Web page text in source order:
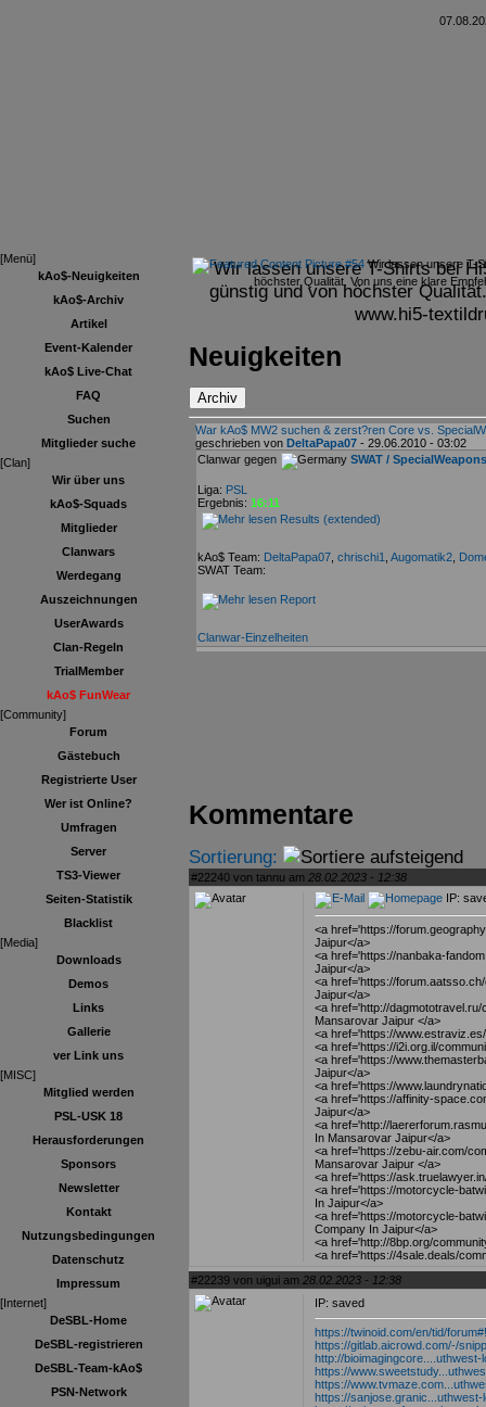
[Menü]
kAo$-Neuigkeiten
kAo$-Archiv
Artikel
Event-Kalender
kAo$ Live-Chat
FAQ
Suchen
Mitglieder suche
[Clan]
Wir über uns
kAo$-Squads
Mitglieder
Clanwars
Werdegang
Auszeichnungen
UserAwards
Clan-Regeln
TrialMember
kAo$ FunWear
[Community]
Forum
Gästebuch
Registrierte User
Wer ist Online?
Umfragen
Server
TS3-Viewer
Seiten-Statistik
Blacklist
[Media]
Downloads
Demos
Links
Gallerie
ver Link uns
[MISC]
Mitglied werden
PSL-USK 18
Herausforderungen
Sponsors
Newsletter
Kontakt
Nutzungsbedingungen
Datenschutz
Impressum
[Internet]
DeSBL-Home
DeSBL-registrieren
DeSBL-Team-kAo$
PSN-Network
Wir lassen unsere T-
höchster Qualität. Von uns eine klare
Wir lassen unsere T-Shirts bei
günstig und von höchster
www.hi5-
Neuigkeiten
War kAo$ MW2 suchen & zerst?ren Core vs.
geschrieben von DeltaPapa07 - 29.06.2010 - 03:02
Clanwar gegen
SWAT /
Liga: PSL
Ergebnis:16:11
Results (extended)
kAo$ Team: DeltaPapa07 ,chrischi1 ,Augomatik2
SWAT Team:
Report
Clanwar-Einzelheiten
Kommentare
Sortierung:
#22240 von tannu am 28.02.2023 - 12:38
IP:
<a href='https://
Jaipur</a>
<a href='https://nanbaka-
Jaipur</a>
<a href='https://
Jaipur</a>
<a href='http://
Mansarovar Jaipur </a>
<a href='https://
<a href='https://i2i.org.il/
<a href='https://
Jaipur</a>
<a href='https://
<a href='https://affinity-
Jaipur</a>
<a href='http://
In Mansarovar Jaipur</a>
<a href='https://zebu-air.com/
Mansarovar Jaipur </a>
<a href='https://
<a href='https://motorcycle-
In Jaipur</a>
<a href='https://motorcycle-
Company In Jaipur</a>
<a href='http://8bp.org/
<a href='https://4sale.deals/
#22239 von uigui am 28.02.2023 - 12:38
IP: saved
https://twinoid.com/en/tid/
https://gitlab.aicrowd.com/-/
http://
https://
https://
https://